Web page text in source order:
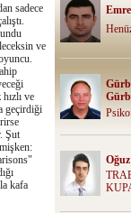
sadece
ve
ve
geçirdiği
Şut
kafa